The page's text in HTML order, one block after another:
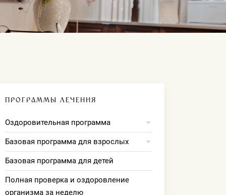
ПРОГРАММЫ ЛЕЧЕНИЯ
Оздоровительная программа
Базовая программа для взрослых
Базовая программа для детей
Полная проверка и оздоровление
организма за неделю